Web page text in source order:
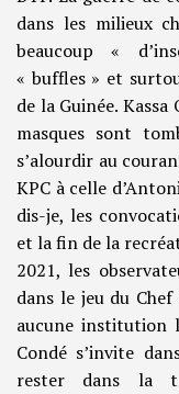
dans les milieux
beaucoup «
« buffles » et
de la Guinée.
masques sont
s’alourdir au
KPC à celle
dis-je, les
et la fin de la
2021, les
dans le jeu du
aucune institution
Condé s’invite
rester dans la